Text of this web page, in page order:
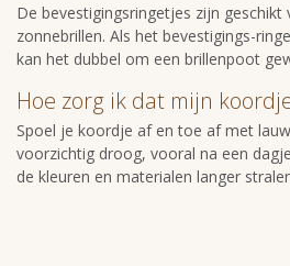
De bevestigingsringetjes zijn geschikt
zonnebrillen. Als het bevestigings-
kan het dubbel om een brillenpoot
Hoe zorg ik dat mijn
Spoel je koordje af en toe af met
voorzichtig droog, vooral na een
de kleuren en materialen langer